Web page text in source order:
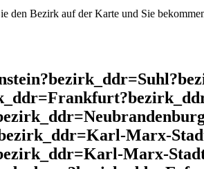
Bezirk auf der Karte und Sie
Marx-
Marx-